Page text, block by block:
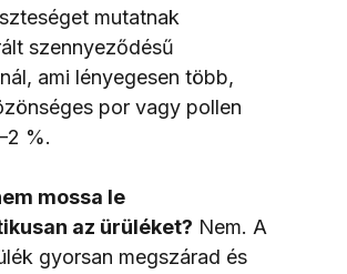
mutatnak
szennyeződésű
ami lényegesen több,
por vagy pollen
%.
mossa le
az ürüléket? Nem. A
gyorsan megszárad és